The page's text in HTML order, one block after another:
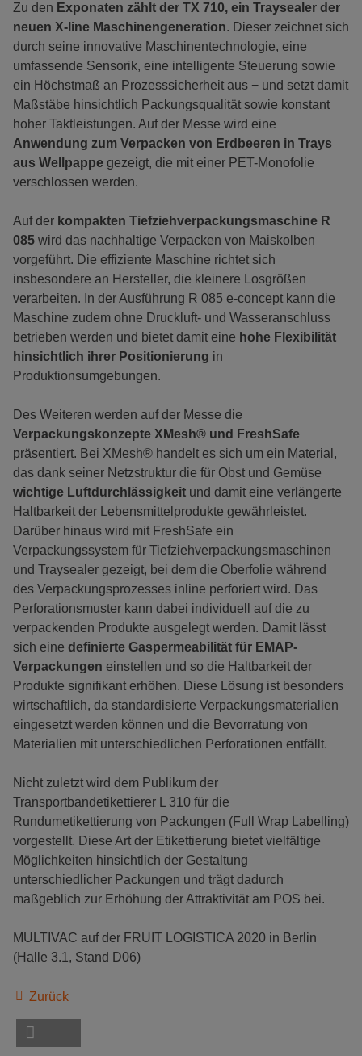
Zu den Exponaten zählt der TX 710, ein Traysealer der
neuen X-line Maschinengeneration. Dieser zeichnet sich
durch seine innovative Maschinentechnologie, eine
umfassende Sensorik, eine intelligente Steuerung sowie
ein Höchstmaß an Prozesssicherheit aus − und setzt damit
Maßstäbe hinsichtlich Packungsqualität sowie konstant
hoher Taktleistungen. Auf der Messe wird eine
Anwendung zum Verpacken von Erdbeeren in Trays
aus Wellpappe gezeigt, die mit einer PET-Monofolie
verschlossen werden.
Auf der kompakten Tiefziehverpackungsmaschine R
085 wird das nachhaltige Verpacken von Maiskolben
vorgeführt. Die effiziente Maschine richtet sich
insbesondere an Hersteller, die kleinere Losgrößen
verarbeiten. In der Ausführung R 085 e-concept kann die
Maschine zudem ohne Druckluft- und Wasseranschluss
betrieben werden und bietet damit eine hohe Flexibilität
hinsichtlich ihrer Positionierung in
Produktionsumgebungen.
Des Weiteren werden auf der Messe die
Verpackungskonzepte XMesh® und FreshSafe
präsentiert. Bei XMesh® handelt es sich um ein Material,
das dank seiner Netzstruktur die für Obst und Gemüse
wichtige Luftdurchlässigkeit und damit eine verlängerte
Haltbarkeit der Lebensmittelprodukte gewährleistet.
Darüber hinaus wird mit FreshSafe ein
Verpackungssystem für Tiefziehverpackungsmaschinen
und Traysealer gezeigt, bei dem die Oberfolie während
des Verpackungsprozesses inline perforiert wird. Das
Perforationsmuster kann dabei individuell auf die zu
verpackenden Produkte ausgelegt werden. Damit lässt
sich eine definierte Gaspermeabilität für EMAP-
Verpackungen einstellen und so die Haltbarkeit der
Produkte signifikant erhöhen. Diese Lösung ist besonders
wirtschaftlich, da standardisierte Verpackungsmaterialien
eingesetzt werden können und die Bevorratung von
Materialien mit unterschiedlichen Perforationen entfällt.
Nicht zuletzt wird dem Publikum der
Transportbandetikettierer L 310 für die
Rundumetikettierung von Packungen (Full Wrap Labelling)
vorgestellt. Diese Art der Etikettierung bietet vielfältige
Möglichkeiten hinsichtlich der Gestaltung
unterschiedlicher Packungen und trägt dadurch
maßgeblich zur Erhöhung der Attraktivität am POS bei.
MULTIVAC auf der FRUIT LOGISTICA 2020 in Berlin
(Halle 3.1, Stand D06)
Zurück